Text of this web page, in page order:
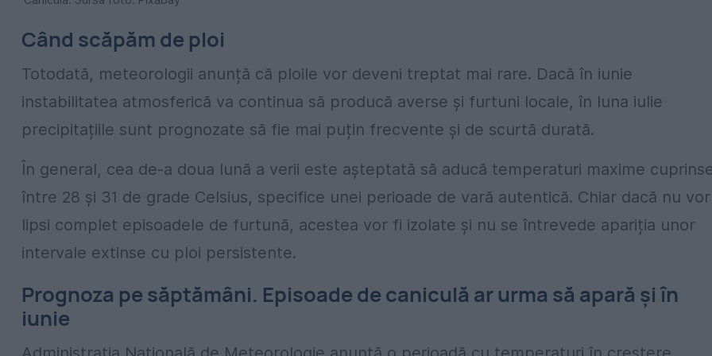
Când scăpăm de ploi
Totodată, meteorologii anunță că ploile vor deveni treptat mai rare. Dacă în iunie
instabilitatea atmosferică va continua să producă averse și furtuni locale, în luna iulie
precipitațiile sunt prognozate să fie mai puțin frecvente și de scurtă durată.
În general, cea de-a doua lună a verii este așteptată să aducă temperaturi maxime
între 28 și 31 de grade Celsius, specifice unei perioade de vară autentică. Chiar dacă nu vor
lipsi complet episoadele de furtună, acestea vor fi izolate și nu se întrevede apariția unor
intervale extinse cu ploi persistente.
Prognoza pe săptămâni. Episoade de caniculă ar urma să apară și în
iunie